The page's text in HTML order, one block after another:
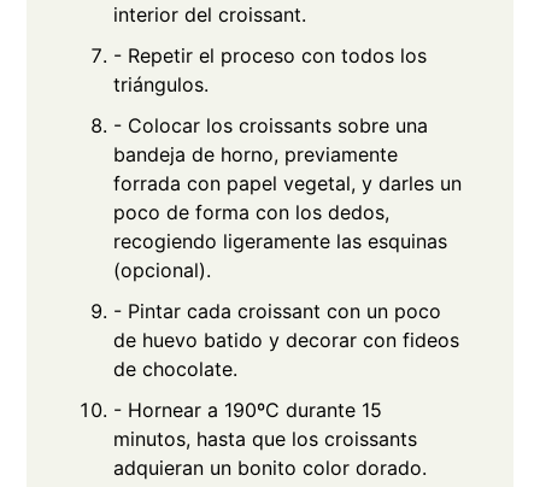
interior del croissant.
- Repetir el proceso con todos los
triángulos.
- Colocar los croissants sobre una
bandeja de horno, previamente
forrada con papel vegetal, y darles un
poco de forma con los dedos,
recogiendo ligeramente las esquinas
(opcional).
- Pintar cada croissant con un poco
de huevo batido y decorar con fideos
de chocolate.
- Hornear a 190ºC durante 15
minutos, hasta que los croissants
adquieran un bonito color dorado.